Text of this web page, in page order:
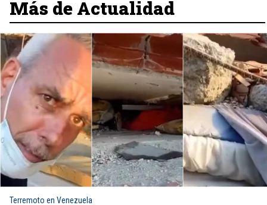
Más de Actualidad
Terremoto en Venezuela